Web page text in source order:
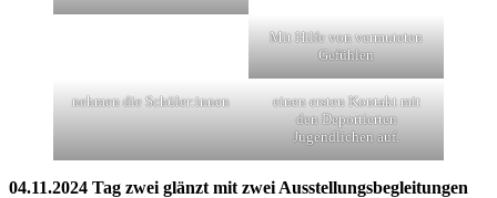
Mit Hilfe von vermuteten
Gefühlen
nehmen die Schüler:innen
einen ersten Kontakt mit
den Deportierten
Jugendlichen auf.
04.11.2024 Tag zwei glänzt mit zwei Ausstellungsbegleitungen